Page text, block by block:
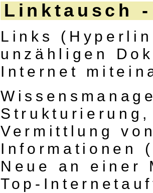
Linktausch
Links
unzähligen
Internet
Strukturierung,
Vermittlung
Informationen
Neue an einer
Top-